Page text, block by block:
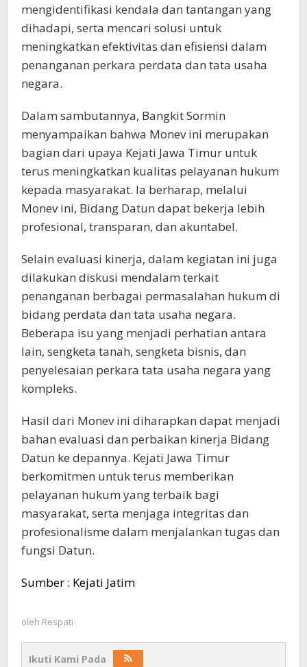
mengidentifikasi kendala dan tantangan yang
dihadapi, serta mencari solusi untuk
meningkatkan efektivitas dan efisiensi dalam
penanganan perkara perdata dan tata usaha
negara.
Dalam sambutannya, Bangkit Sormin
menyampaikan bahwa Monev ini merupakan
bagian dari upaya Kejati Jawa Timur untuk
terus meningkatkan kualitas pelayanan hukum
kepada masyarakat. Ia berharap, melalui
Monev ini, Bidang Datun dapat bekerja lebih
profesional, transparan, dan akuntabel.
Selain evaluasi kinerja, dalam kegiatan ini juga
dilakukan diskusi mendalam terkait
penanganan berbagai permasalahan hukum di
bidang perdata dan tata usaha negara.
Beberapa isu yang menjadi perhatian antara
lain, sengketa tanah, sengketa bisnis, dan
penyelesaian perkara tata usaha negara yang
kompleks.
Hasil dari Monev ini diharapkan dapat menjadi
bahan evaluasi dan perbaikan kinerja Bidang
Datun ke depannya. Kejati Jawa Timur
berkomitmen untuk terus memberikan
pelayanan hukum yang terbaik bagi
masyarakat, serta menjaga integritas dan
profesionalisme dalam menjalankan tugas dan
fungsi Datun.
Sumber : Kejati Jatim
oleh Respati
Ikuti Kami Pada